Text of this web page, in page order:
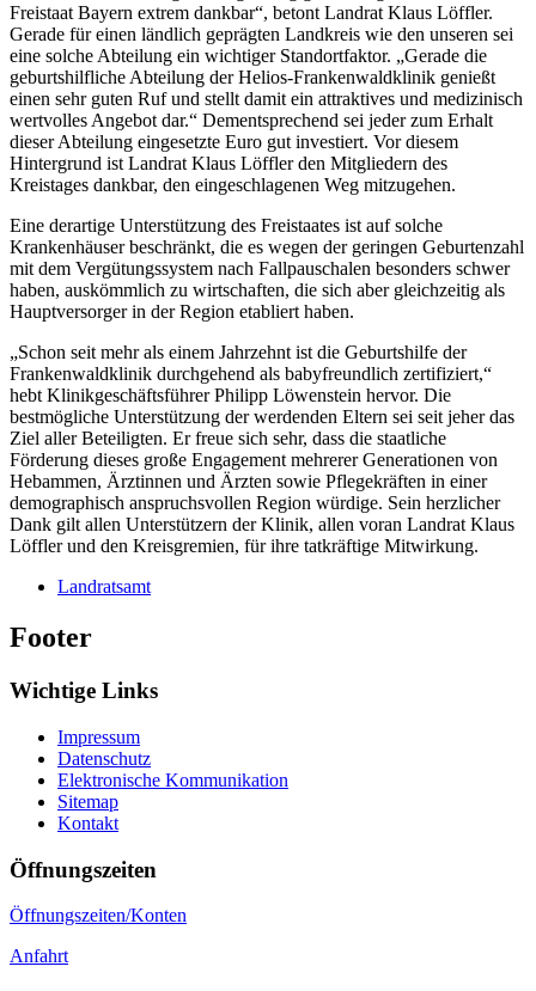
Freistaat Bayern extrem dankbar“, betont Landrat Klaus Löffler.
Gerade für einen ländlich geprägten Landkreis wie den unseren sei
eine solche Abteilung ein wichtiger Standortfaktor. „Gerade die
geburtshilfliche Abteilung der Helios-Frankenwaldklinik genießt
einen sehr guten Ruf und stellt damit ein attraktives und medizinisch
wertvolles Angebot dar.“ Dementsprechend sei jeder zum Erhalt
dieser Abteilung eingesetzte Euro gut investiert. Vor diesem
Hintergrund ist Landrat Klaus Löffler den Mitgliedern des
Kreistages dankbar, den eingeschlagenen Weg mitzugehen.
Eine derartige Unterstützung des Freistaates ist auf solche
Krankenhäuser beschränkt, die es wegen der geringen Geburtenzahl
mit dem Vergütungssystem nach Fallpauschalen besonders schwer
haben, auskömmlich zu wirtschaften, die sich aber gleichzeitig als
Hauptversorger in der Region etabliert haben.
„Schon seit mehr als einem Jahrzehnt ist die Geburtshilfe der
Frankenwaldklinik durchgehend als babyfreundlich zertifiziert,“
hebt Klinikgeschäftsführer Philipp Löwenstein hervor. Die
bestmögliche Unterstützung der werdenden Eltern sei seit jeher das
Ziel aller Beteiligten. Er freue sich sehr, dass die staatliche
Förderung dieses große Engagement mehrerer Generationen von
Hebammen, Ärztinnen und Ärzten sowie Pflegekräften in einer
demographisch anspruchsvollen Region würdige. Sein herzlicher
Dank gilt allen Unterstützern der Klinik, allen voran Landrat Klaus
Löffler und den Kreisgremien, für ihre tatkräftige Mitwirkung.
Landratsamt
Footer
Wichtige Links
Impressum
Datenschutz
Elektronische Kommunikation
Sitemap
Kontakt
Öffnungszeiten
Öffnungszeiten/Konten
Anfahrt